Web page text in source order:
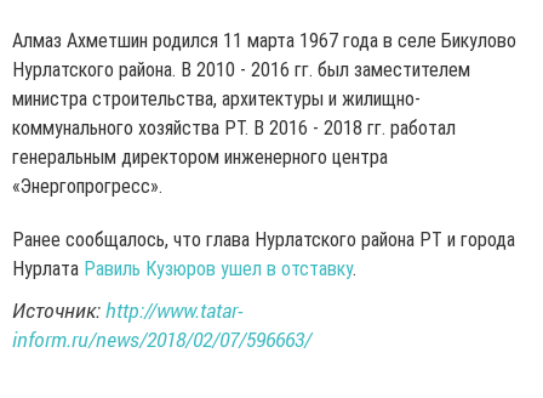
Алмаз Ахметшин родился 11 марта 1967 года в селе Бикулово
Нурлатского района. В 2010 - 2016 гг. был заместителем
министра строительства, архитектуры и жилищно-
коммунального хозяйства РТ. В 2016 - 2018 гг. работал
генеральным директором инженерного центра
«Энергопрогресс».
Ранее сообщалось, что глава Нурлатского района РТ и города
Нурлата Равиль Кузюров ушел в отставку.
Источник:http://www.tatar-
inform.ru/news/2018/02/07/596663/